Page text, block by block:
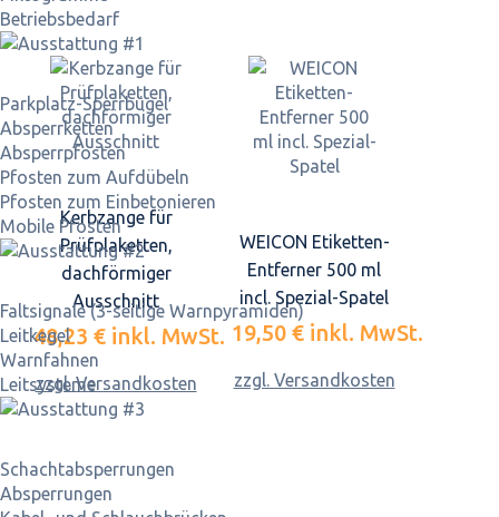
Betriebsbedarf
Parkplatz-Sperrbügel
Absperrketten
Absperrpfosten
Pfosten zum Aufdübeln
Pfosten zum Einbetonieren
Mobile Pfosten
Faltsignale (3-seitige Warnpyramiden)
Leitkegel
Warnfahnen
Leitsysteme
Schacht­absperrungen
Absperrungen
Kerbzange für
Prüfplaketten,
dachförmiger
Ausschnitt
48,23 € inkl. MwSt.
zzgl. Versandkosten
WEICON Etiketten-
Entferner 500 ml
incl. Spezial-Spatel
19,50 € inkl. MwSt.
zzgl. Versandkosten